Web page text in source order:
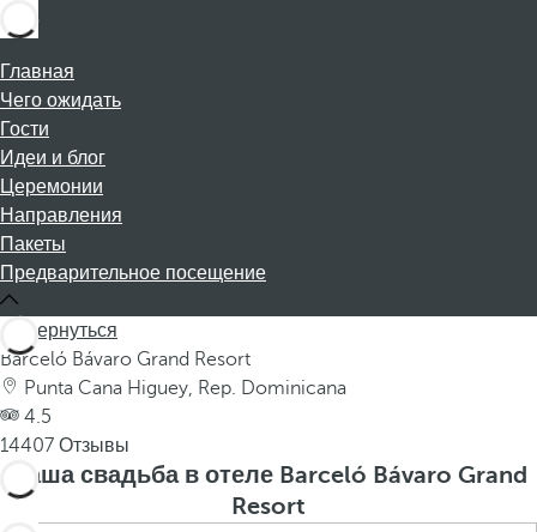
Главная
Чего ожидать
Гости
Идеи и блог
Церемонии
Направления
Пакеты
Предварительное посещение
Вернуться
Barceló Bávaro Grand Resort
Punta Cana Higuey, Rep. Dominicana
4.5
14407 Отзывы
Ваша свадьба в отеле Barceló Bávaro Grand
Resort